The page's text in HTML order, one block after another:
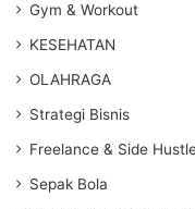
Gym & Workout
KESEHATAN
OLAHRAGA
Strategi Bisnis
Freelance & Side
Sepak Bola